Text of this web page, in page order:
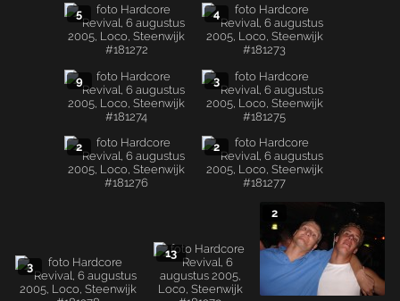
5 4
9 3
2 2
3
13
2